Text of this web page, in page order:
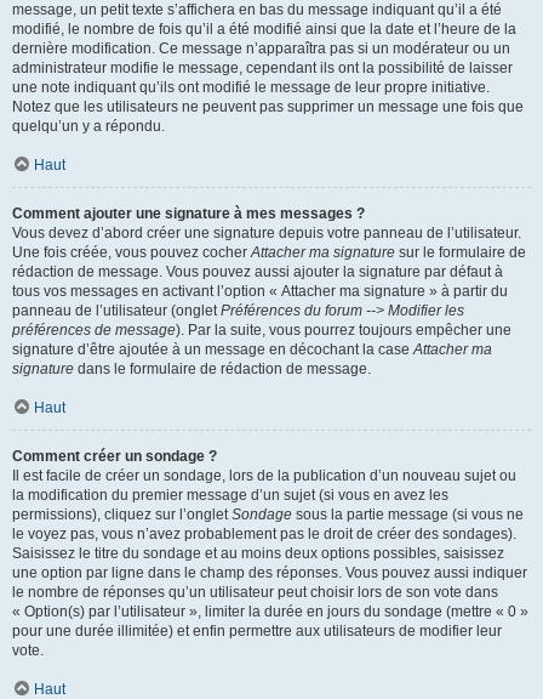
message, un petit texte s’affichera en bas du message indiquant qu’il a été
modifié, le nombre de fois qu’il a été modifié ainsi que la date et l’heure de la
dernière modification. Ce message n’apparaîtra pas si un modérateur ou un
administrateur modifie le message, cependant ils ont la possibilité de laisser
une note indiquant qu’ils ont modifié le message de leur propre initiative.
Notez que les utilisateurs ne peuvent pas supprimer un message une fois que
quelqu’un y a répondu.
Haut
Comment ajouter une signature à mes messages ?
Vous devez d’abord créer une signature depuis votre panneau de l’utilisateur.
Une fois créée, vous pouvez cocherAttacher ma signature sur le formulaire de
rédaction de message. Vous pouvez aussi ajouter la signature par défaut à
tous vos messages en activant l’option « Attacher ma signature » à partir du
panneau de l’utilisateur (ongletPréférences du forum --> Modifier les
préférences de message). Par la suite, vous pourrez toujours empêcher une
signature d’être ajoutée à un message en décochant la caseAttacher ma
signature dans le formulaire de rédaction de message.
Haut
Comment créer un sondage ?
Il est facile de créer un sondage, lors de la publication d’un nouveau sujet ou
la modification du premier message d’un sujet (si vous en avez les
permissions), cliquez sur l’ongletSondage sous la partie message (si vous ne
le voyez pas, vous n’avez probablement pas le droit de créer des sondages).
Saisissez le titre du sondage et au moins deux options possibles, saisissez
une option par ligne dans le champ des réponses. Vous pouvez aussi indiquer
le nombre de réponses qu’un utilisateur peut choisir lors de son vote dans
« Option(s) par l’utilisateur », limiter la durée en jours du sondage (mettre « 0 »
pour une durée illimitée) et enfin permettre aux utilisateurs de modifier leur
vote.
Haut